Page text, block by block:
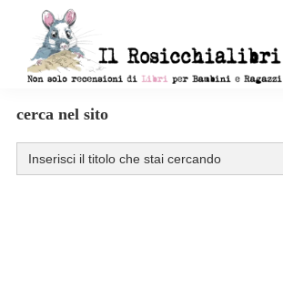
contenuto
di
libri
per
cerca nel sito
Search
for: